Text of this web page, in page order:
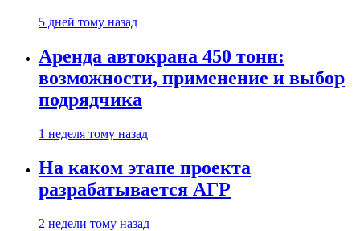
5 дней тому назад
Аренда автокрана 450 тонн:
возможности, применение и выбор
подрядчика
1 неделя тому назад
На каком этапе проекта
разрабатывается АГР
2 недели тому назад